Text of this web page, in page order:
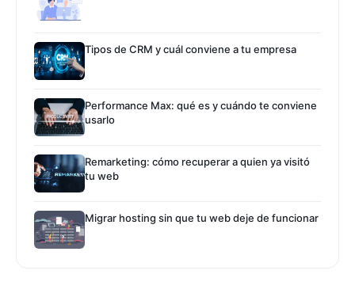
Tipos de CRM y cuál conviene a tu empresa
Performance Max: qué es y cuándo te conviene
usarlo
Remarketing: cómo recuperar a quien ya visitó
tu web
Migrar hosting sin que tu web deje de funcionar